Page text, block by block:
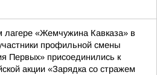
лагере «Жемчужина Кавказа» в
профильной смены
Первых» присоединились к
акции «Зарядка со стражем